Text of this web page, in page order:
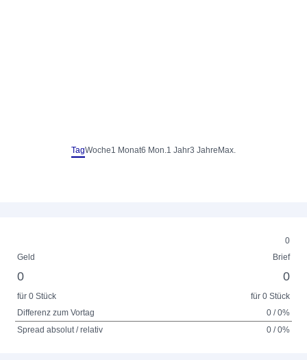
TagWoche1 Monat6 Mon.1 Jahr3 Jahre Max.
0
Geld
Brief
0 0
für 0 Stück
für 0 Stück
Differenz zum Vortag
0 / 0%
Spread absolut / relativ
0 / 0%